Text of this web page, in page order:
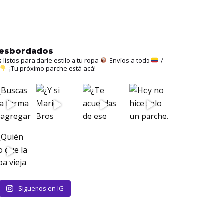
listos para darle estilo a tu ropa Envíos a todo
/
¡Tu próximo parche está acá!
Siguenos en IG